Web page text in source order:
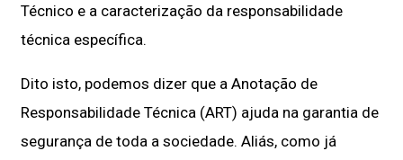
Técnico e a caracterização da responsabilidade
técnica específica.
Dito isto, podemos dizer que a Anotação de
Responsabilidade Técnica (ART) ajuda na garantia de
segurança de toda a sociedade. Aliás, como já